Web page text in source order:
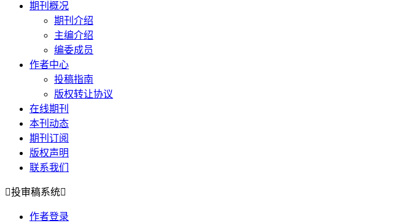
期刊概况
期刊介绍
主编介绍
编委成员
作者中心
投稿指南
版权转让协议
在线期刊
本刊动态
期刊订阅
版权声明
联系我们
投审稿系统
作者登录